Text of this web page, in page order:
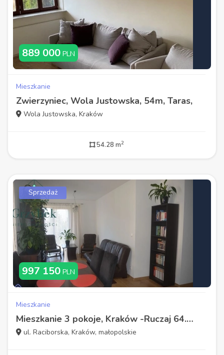
889 000 PLN
Mieszkanie
Zwierzyniec, Wola Justowska, 54m, Taras,
Wola Justowska, Kraków
54.28 m2
Sprzedaż
997 150 PLN
Mieszkanie
Mieszkanie 3 pokoje, Kraków -Ruczaj 64.75 m2
ul. Raciborska, Kraków, małopolskie